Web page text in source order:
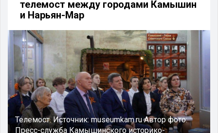
телемост между городами Камышин
и Нарьян-Мар
Телемост.Источник:museumkam.ruАвтор фото:
Пресс-служба Камышинского историко-